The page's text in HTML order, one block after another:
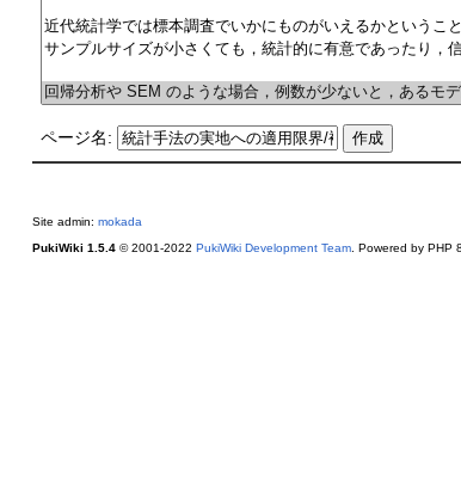
ページ名:
Site admin: mokada
PukiWiki 1.5.4© 2001-2022 PukiWiki Development Team. Powered by PHP